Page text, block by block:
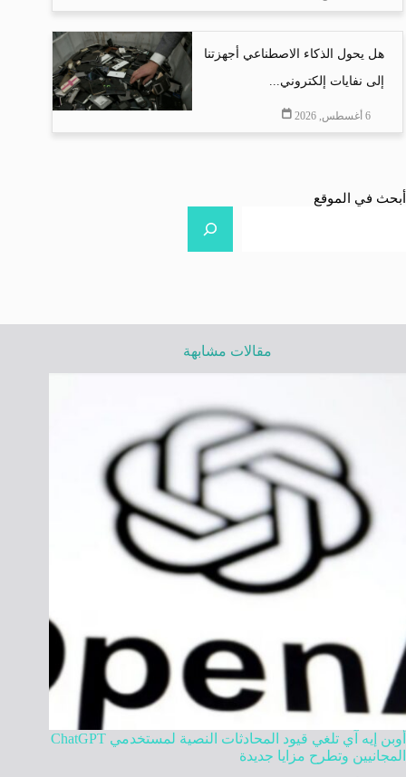
هل يحول الذكاء الاصطناعي أجهزتنا
إلى نفايات إلكتروني...
6 أغسطس, 2026
أبحث في الموقع
مقالات مشابهة
أوبن إيه آي تلغي قيود المحادثات النصية لمستخدمي ChatGPT
المجانيين وتطرح مزايا جديدة